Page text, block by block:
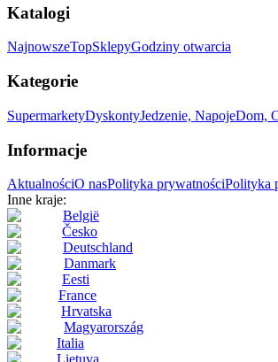
Katalogi
NajnowszeTopSklepyGodziny otwarcia
Kategorie
SupermarketyDyskontyJedzenie, NapojeDom,
Informacje
AktualnościO nasPolityka prywatnościPolityka
Inne kraje:
België
Česko
Deutschland
Danmark
Eesti
France
Hrvatska
Magyarország
Italia